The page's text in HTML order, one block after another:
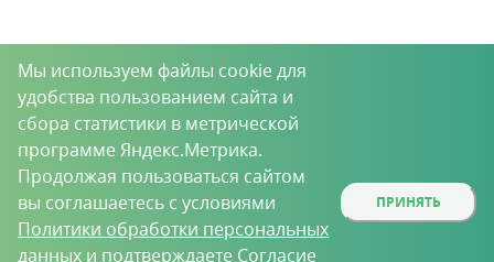
Мы используем файлы cookie для
удобства пользованием сайта и
сбора статистики в метрической
программе Яндекс.Метрика.
Продолжая пользоваться сайтом
вы соглашаетесь с условиями
Политики обработки персональных
данных и подтверждаете Согласие
ПРИНЯТЬ